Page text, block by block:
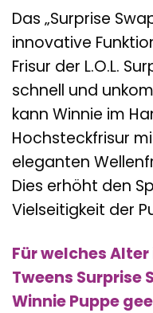
Das „Surprise
innovative
Frisur der L.O.L.
schnell und
kann Winnie im
Hochsteckfrisur
eleganten
Dies erhöht den
Vielseitigkeit der
Für welches Alter
Tweens Surprise
Winnie Puppe